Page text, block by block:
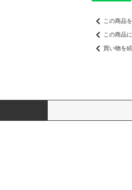
この商品
この商品
買い物を